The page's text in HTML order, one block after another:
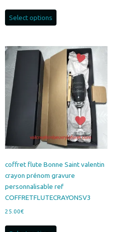
Select options
coffret flute Bonne Saint valentin
crayon prénom gravure
personnalisable ref
COFFRETFLUTECRAYONSV3
25.00€